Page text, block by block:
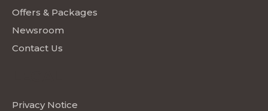
Offers & Packages
Newsroom
Contact Us
Privacy Notice